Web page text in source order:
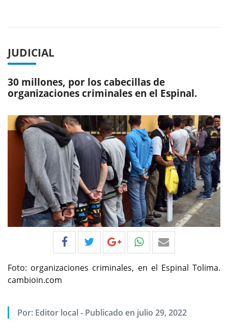
JUDICIAL
30 millones, por los cabecillas de
organizaciones criminales en el Espinal.
Foto: organizaciones criminales, en el Espinal Tolima.
cambioin.com
Por: Editor local - Publicado en julio 29, 2022